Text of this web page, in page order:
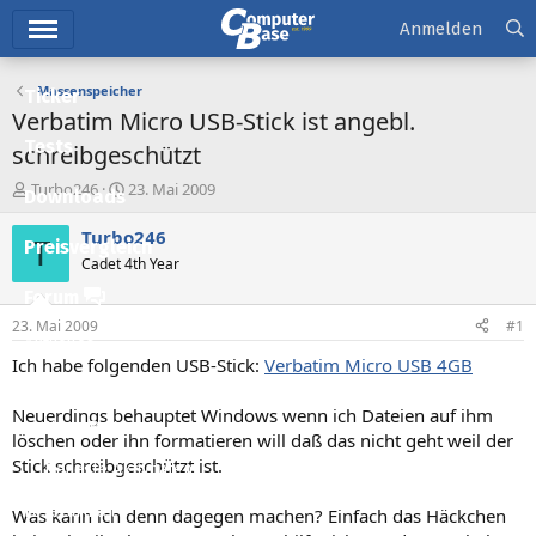
Ticker
Tests
Downloads
Preisvergleich
Forum
Aktuelles
Neue Beiträge
Neueste Aktivitäten
Leserartikel
Anmelden
Massenspeicher
Verbatim Micro USB-Stick ist angebl.
schreibgeschützt
E
r
s
t
e
r
Turbo246
E
s
e
t
a
23. Mai 2009
T Turbo246
Cadet 4th Year
23. Mai 2009 #1
Ich habe folgenden USB-Stick: Verbatim Micro USB 4GB
Neuerdings behauptet Windows wenn ich Dateien auf ihm
löschen oder ihn formatieren will daß das nicht geht weil der
Stick schreibgeschützt ist.
Was kann ich denn dagegen machen? Einfach das Häckchen